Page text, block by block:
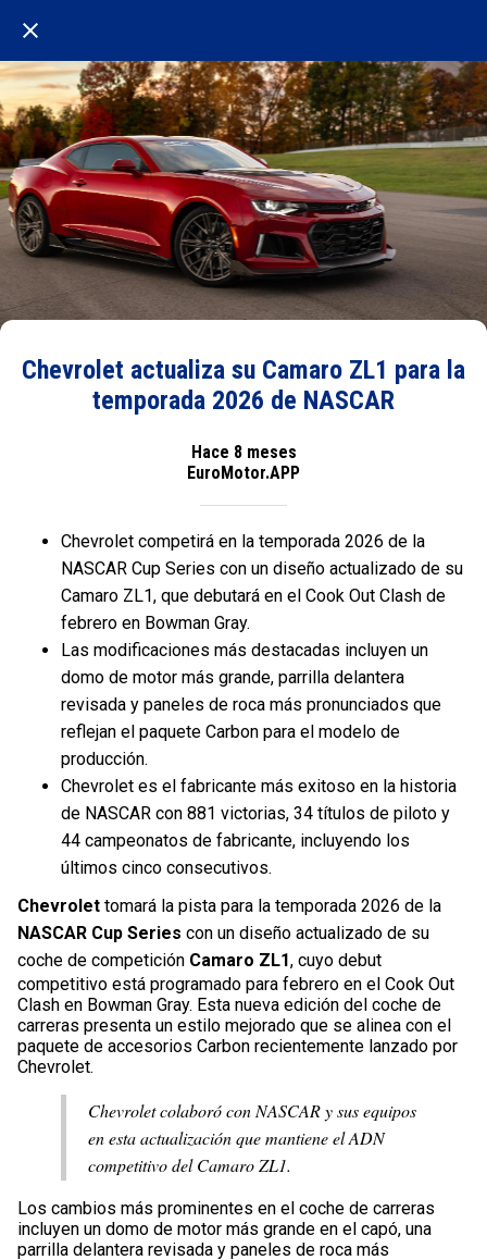
Chevrolet actualiza su Camaro ZL1 para la
temporada 2026 de NASCAR
Hace 8 meses
EuroMotor.APP
Chevrolet competirá en la temporada 2026 de la
NASCAR Cup Series con un diseño actualizado de su
Camaro ZL1, que debutará en el Cook Out Clash de
febrero en Bowman Gray.
Las modificaciones más destacadas incluyen un
domo de motor más grande, parrilla delantera
revisada y paneles de roca más pronunciados que
reflejan el paquete Carbon para el modelo de
producción.
Chevrolet es el fabricante más exitoso en la historia
de NASCAR con 881 victorias, 34 títulos de piloto y
44 campeonatos de fabricante, incluyendo los
últimos cinco consecutivos.
Chevrolet tomará la pista para la temporada 2026 de la
NASCAR Cup Series con un diseño actualizado de su
coche de competición Camaro ZL1, cuyo debut
competitivo está programado para febrero en el Cook Out
Clash en Bowman Gray. Esta nueva edición del coche de
carreras presenta un estilo mejorado que se alinea con el
paquete de accesorios Carbon recientemente lanzado por
Chevrolet.
Chevrolet colaboró con NASCAR y sus equipos
en esta actualización que mantiene el ADN
competitivo del Camaro ZL1.
Los cambios más prominentes en el coche de carreras
incluyen un domo de motor más grande en el capó, una
parrilla delantera revisada y paneles de roca más